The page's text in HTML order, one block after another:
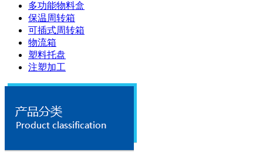
多功能物料盒
保温周转箱
可插式周转箱
物流箱
塑料托盘
注塑加工